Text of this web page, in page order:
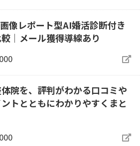
像レポート型AI婚活診断付き
｜メール獲得導線あり
院を、評判がわかる口コミや
トとともにわかりやすくまと